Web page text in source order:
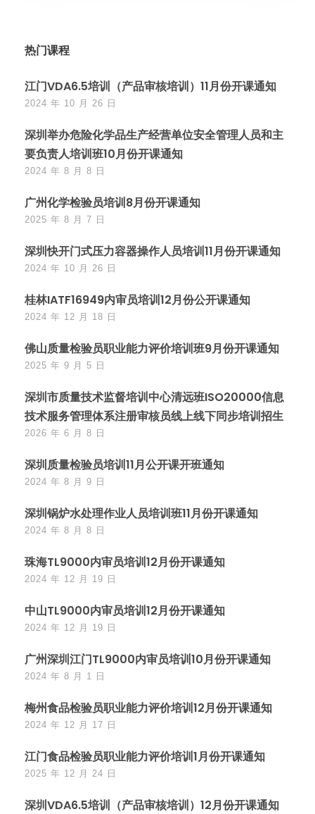
热门课程
江门VDA6.5培训（产品审核培训）11月份开课通知
2024 年 10 月 26 日
深圳举办危险化学品生产经营单位安全管理人员和主
要负责人培训班10月份开课通知
2024 年 8 月 8 日
广州化学检验员培训8月份开课通知
2025 年 8 月 7 日
深圳快开门式压力容器操作人员培训11月份开课通知
2024 年 10 月 26 日
桂林IATF16949内审员培训12月份公开课通知
2024 年 12 月 18 日
佛山质量检验员职业能力评价培训班9月份开课通知
2025 年 9 月 5 日
深圳市质量技术监督培训中心清远班ISO20000信息
技术服务管理体系注册审核员线上线下同步培训招生
2026 年 6 月 8 日
深圳质量检验员培训11月公开课开班通知
2024 年 8 月 9 日
深圳锅炉水处理作业人员培训班11月份开课通知
2024 年 8 月 8 日
珠海TL9000内审员培训12月份开课通知
2024 年 12 月 19 日
中山TL9000内审员培训12月份开课通知
2024 年 12 月 19 日
广州深圳江门TL9000内审员培训10月份开课通知
2024 年 8 月 1 日
梅州食品检验员职业能力评价培训12月份开课通知
2024 年 12 月 17 日
江门食品检验员职业能力评价培训1月份开课通知
2025 年 12 月 24 日
深圳VDA6.5培训（产品审核培训）12月份开课通知